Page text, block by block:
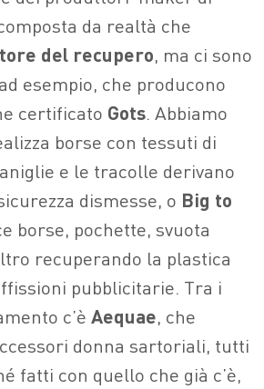
da realtà che
del recupero, ma ci sono
esempio, che producono
certificato Gots. Abbiamo
borse con tessuti di
e le tracolle derivano
dismesse, o Big to
borse, pochette, svuota
recuperando la plastica
pubblicitarie. Tra i
c’è Aequae, che
donna sartoriali, tutti
fatti con quello che già c’è,